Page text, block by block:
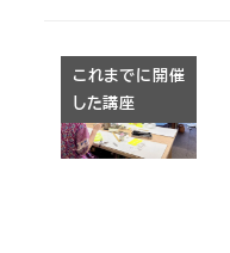
これまでに開催
した講座